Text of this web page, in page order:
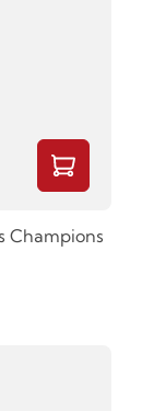
Champions